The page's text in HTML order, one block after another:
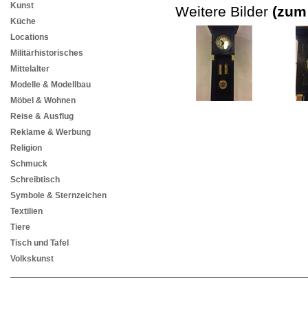
Kunst
Küche
Locations
Militärhistorisches
Mittelalter
Modelle & Modellbau
Möbel & Wohnen
Reise & Ausflug
Reklame & Werbung
Religion
Schmuck
Schreibtisch
Symbole & Sternzeichen
Textilien
Tiere
Tisch und Tafel
Volkskunst
Weitere Bilder